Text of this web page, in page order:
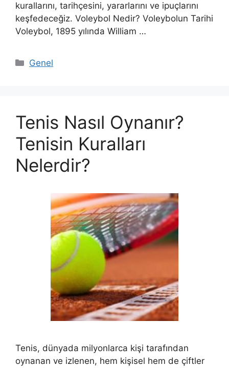
kurallarını, tarihçesini, yararlarını ve ipuçlarını
keşfedeceğiz. Voleybol Nedir? Voleybolun Tarihi
Voleybol, 1895 yılında William …
Kategoriler
Genel
Tenis Nasıl Oynanır?
Tenisin Kuralları
Nelerdir?
Tenis, dünyada milyonlarca kişi tarafından
oynanan ve izlenen, hem kişisel hem de çiftler